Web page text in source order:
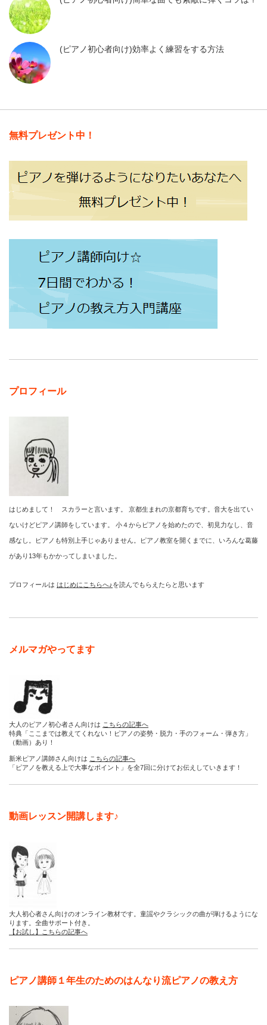
(ピアノ初心者向け)効率よく練習をする方法
無料プレゼント中！
プロフィール
はじめまして！ スカラーと言います。 京都生まれの京都育ちです。音大を出てい
ないけどピアノ講師をしています。 小４からピアノを始めたので、初見力なし、音
感なし。ピアノも特別上手じゃありません。ピアノ教室を開くまでに、いろんな葛藤
があり13年もかかってしまいました。
プロフィールは はじめにこちらへ♪を読んでもらえたらと思います
メルマガやってます
大人のピアノ初心者さん向けは こちらの記事へ
特典「ここまでは教えてくれない！ピアノの姿勢・脱力・手のフォーム・弾き方」
（動画）あり！
新米ピアノ講師さん向けは こちらの記事へ
「ピアノを教える上で大事なポイント」を全7回に分けてお伝えしていきます！
動画レッスン開講します♪
大人初心者さん向けのオンライン教材です。童謡やクラシックの曲が弾けるようにな
ります。全曲サポート付き。
【お試し】こちらの記事へ
ピアノ講師１年生のためのはんなり流ピアノの教え方